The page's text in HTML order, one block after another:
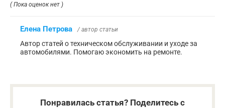
( Пока оценок нет )
Елена Петрова / автор статьи
Автор статей о техническом обслуживании и уходе за
автомобилями. Помогаю экономить на ремонте.
Понравилась статья? Поделитесь с